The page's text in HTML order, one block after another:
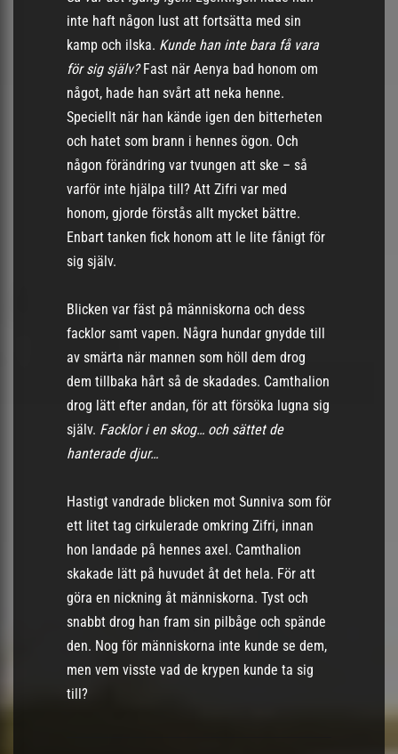
inte haft någon lust att fortsätta med sin
kamp och ilska. Kunde han inte bara få vara
för sig själv?Fast när Aenya bad honom om
något, hade han svårt att neka henne.
Speciellt när han kände igen den bitterheten
och hatet som brann i hennes ögon. Och
någon förändring var tvungen att ske – så
varför inte hjälpa till? Att Zifri var med
honom, gjorde förstås allt mycket bättre.
Enbart tanken fick honom att le lite fånigt för
sig själv.
Blicken var fäst på människorna och dess
facklor samt vapen. Några hundar gnydde till
av smärta när mannen som höll dem drog
dem tillbaka hårt så de skadades. Camthalion
drog lätt efter andan, för att försöka lugna sig
själv. Facklor i en skog… och sättet de
hanterade djur…
Hastigt vandrade blicken mot Sunniva som för
ett litet tag cirkulerade omkring Zifri, innan
hon landade på hennes axel. Camthalion
skakade lätt på huvudet åt det hela. För att
göra en nickning åt människorna. Tyst och
snabbt drog han fram sin pilbåge och spände
den. Nog för människorna inte kunde se dem,
men vem visste vad de krypen kunde ta sig
till?